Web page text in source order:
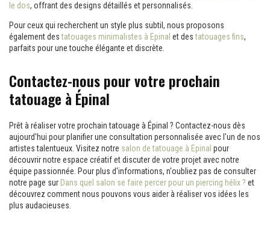
le dos, offrant des designs détaillés et personnalisés.
Pour ceux qui recherchent un style plus subtil, nous proposons
également destatouages minimalistes à Epinal et destatouages fins,
parfaits pour une touche élégante et discrète.
Contactez-nous pour votre prochain
tatouage à Épinal
Prêt à réaliser votre prochain tatouage à Épinal ? Contactez-nous dès
aujourd'hui pour planifier une consultation personnalisée avec l'un de nos
artistes talentueux. Visitez notre salon de tatouage à Epinal pour
découvrir notre espace créatif et discuter de votre projet avec notre
équipe passionnée. Pour plus d'informations, n'oubliez pas de consulter
notre page sur Dans quel salon se faire percer pour un piercing hélix ? et
découvrez comment nous pouvons vous aider à réaliser vos idées les
plus audacieuses.